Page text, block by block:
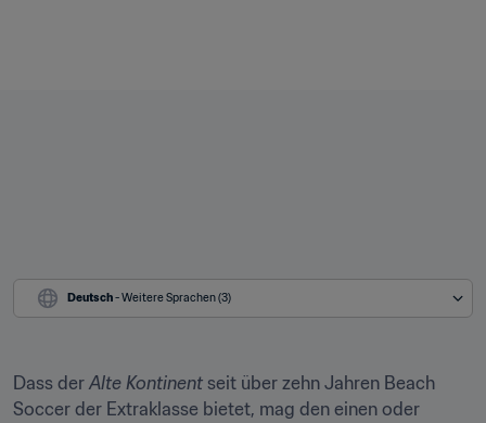
Deutsch - Weitere Sprachen (3)
Dass der Alte Kontinent seit über zehn Jahren Beach
Soccer der Extraklasse bietet, mag den einen oder